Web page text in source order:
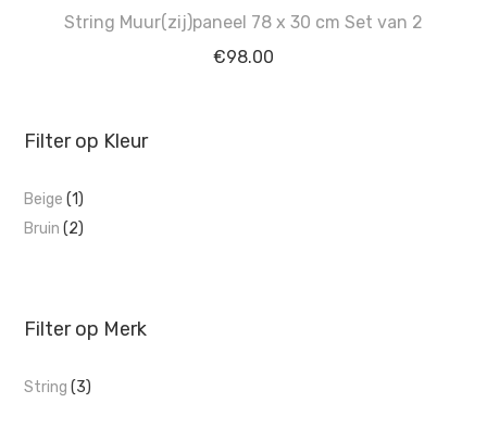
String Muur(zij)paneel 78 x 30 cm Set van 2
€98.00
Filter op Kleur
Beige (1)
Bruin (2)
Filter op Merk
String (3)